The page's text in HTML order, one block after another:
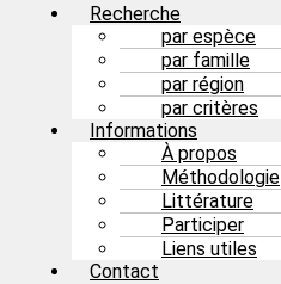
Recherche
par espèce
par famille
par région
par critères
Informations
À propos
Méthodologie
Littérature
Participer
Liens utiles
Contact